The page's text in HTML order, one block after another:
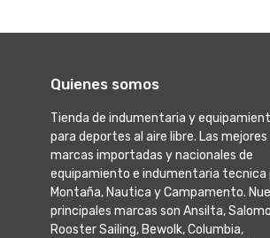
Quienes somos
Tienda de indumentaria y
para deportes al aire libre. Las mejores
marcas importadas y nacionales de
equipamiento e indumentaria tecnica
Montaña, Nautica y Campamento.
principales marcas son Ansilta,
Rooster Sailing, Bewolk, Columbia,